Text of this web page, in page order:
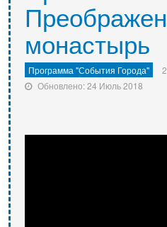
монастырь
Программа "События Города"
Обновлено: 24 Июль 2018